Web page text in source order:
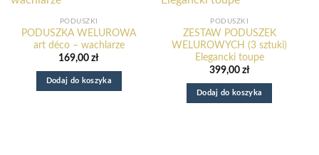
PODUSZKI
PODUSZKA WELUROWA
art déco – wachlarze
169,00zł
Dodaj do koszyka
PODUSZKI
ZESTAW PODUSZEK
WELUROWYCH (3 sztuki)
Elegancki toupe
399,00 zł
Dodaj do koszyka